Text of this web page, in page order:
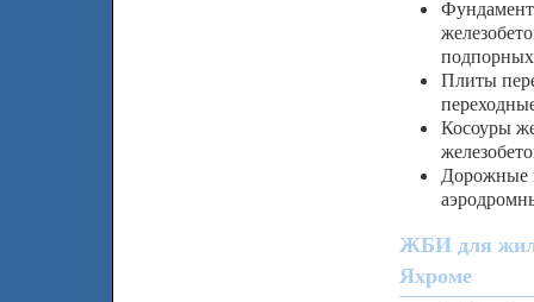
Плиты
Косоуры
Дорожные
ЖБИ для
Яхроме